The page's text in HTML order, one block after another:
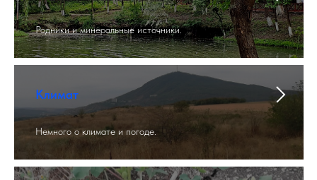
Родники и минеральные источники.
Климат
Немного о климате и погоде.